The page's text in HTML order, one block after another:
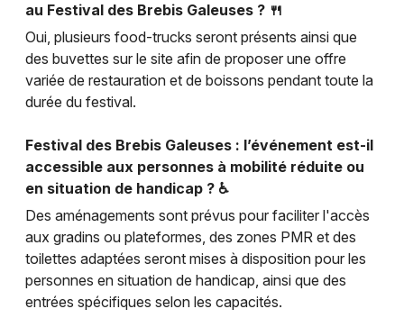
au Festival des Brebis Galeuses ? 🍴
Oui, plusieurs food-trucks seront présents ainsi que
des buvettes sur le site afin de proposer une offre
variée de restauration et de boissons pendant toute la
durée du festival.
Festival des Brebis Galeuses : l’événement est-il
accessible aux personnes à mobilité réduite ou
en situation de handicap ? ♿
Des aménagements sont prévus pour faciliter l'accès
aux gradins ou plateformes, des zones PMR et des
toilettes adaptées seront mises à disposition pour les
personnes en situation de handicap, ainsi que des
entrées spécifiques selon les capacités.